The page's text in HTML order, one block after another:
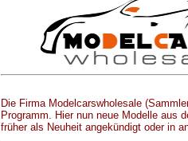
Die Firma Modelcarswholesale
Programm. Hier nun neue Modelle aus
früher als Neuheit angekündigt oder in